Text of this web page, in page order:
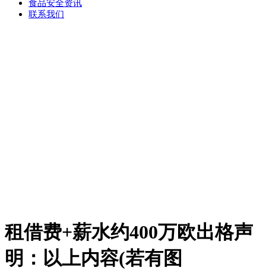
食品安全资讯
联系我们
租借费+薪水约400万欧出格声
明：以上内容(若有图